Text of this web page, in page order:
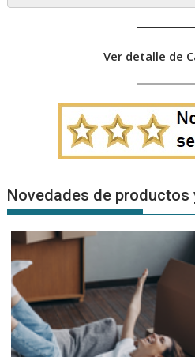
Ver detalle de
Novedades de productos